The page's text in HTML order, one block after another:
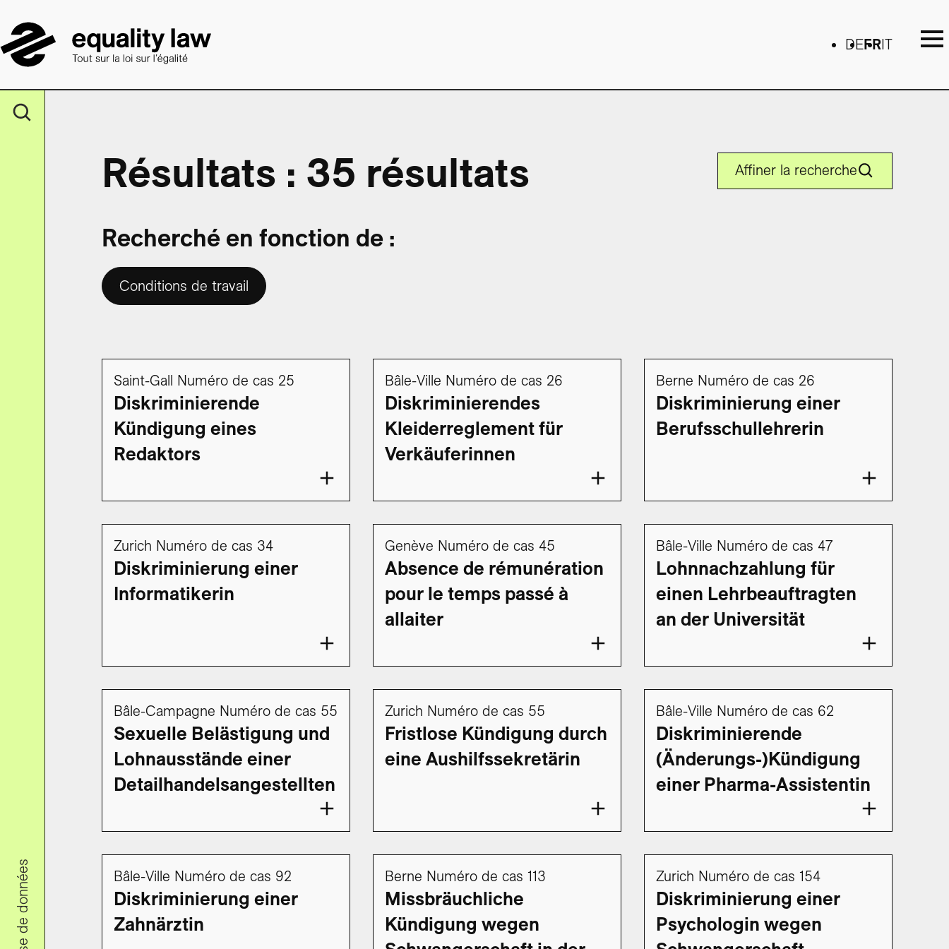
DEFR IT
Affiner la recherche
Résultats : 35 résultats
Recherché en fonction de :
Conditions de travail
Saint-Gall Numéro de cas 25
Diskriminierende
Kündigung eines
Redaktors
Bâle-Ville Numéro de cas 26
Diskriminierendes
Kleiderreglement für
Verkäuferinnen
Berne Numéro de cas 26
Diskriminierung einer
Berufsschullehrerin
Zurich Numéro de cas 34
Diskriminierung einer
Informatikerin
Genève Numéro de cas 45
Absence de rémunération
pour le temps passé à
allaiter
Bâle-Ville Numéro de cas 47
Lohnnachzahlung für
einen Lehrbeauftragten
an der Universität
Bâle-Campagne Numéro de cas 55
Sexuelle Belästigung und
Lohnausstände einer
Detailhandelsangestellten
Zurich Numéro de cas 55
Fristlose Kündigung durch
eine Aushilfssekretärin
Bâle-Ville Numéro de cas 62
Diskriminierende
(Änderungs-)Kündigung
einer Pharma-Assistentin
Bâle-Ville Numéro de cas 92
Diskriminierung einer
Zahnärztin
Berne Numéro de cas 113
Missbräuchliche
Kündigung wegen
Zurich Numéro de cas 154
Diskriminierung einer
Psychologin wegen